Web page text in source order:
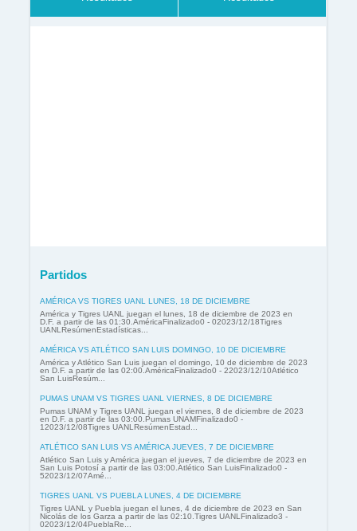
Partidos
AMÉRICA VS TIGRES UANL LUNES, 18 DE DICIEMBRE
América y Tigres UANL juegan el lunes, 18 de diciembre de 2023 en
D.F. a partir de las 01:30.AméricaFinalizado0 - 02023/12/18Tigres
UANLResúmenEstadísticas...
AMÉRICA VS ATLÉTICO SAN LUIS DOMINGO, 10 DE DICIEMBRE
América y Atlético San Luis juegan el domingo, 10 de diciembre de 2023
en D.F. a partir de las 02:00.AméricaFinalizado0 - 22023/12/10Atlético
San LuisResúm...
PUMAS UNAM VS TIGRES UANL VIERNES, 8 DE DICIEMBRE
Pumas UNAM y Tigres UANL juegan el viernes, 8 de diciembre de 2023
en D.F. a partir de las 03:00.Pumas UNAMFinalizado0 -
12023/12/08Tigres UANLResúmenEstad...
ATLÉTICO SAN LUIS VS AMÉRICA JUEVES, 7 DE DICIEMBRE
Atlético San Luis y América juegan el jueves, 7 de diciembre de 2023 en
San Luis Potosí a partir de las 03:00.Atlético San LuisFinalizado0 -
52023/12/07Amé...
TIGRES UANL VS PUEBLA LUNES, 4 DE DICIEMBRE
Tigres UANL y Puebla juegan el lunes, 4 de diciembre de 2023 en San
Nicolás de los Garza a partir de las 02:10.Tigres UANLFinalizado3 -
02023/12/04PueblaRe...